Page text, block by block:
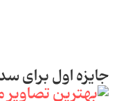
جایزه اول برای